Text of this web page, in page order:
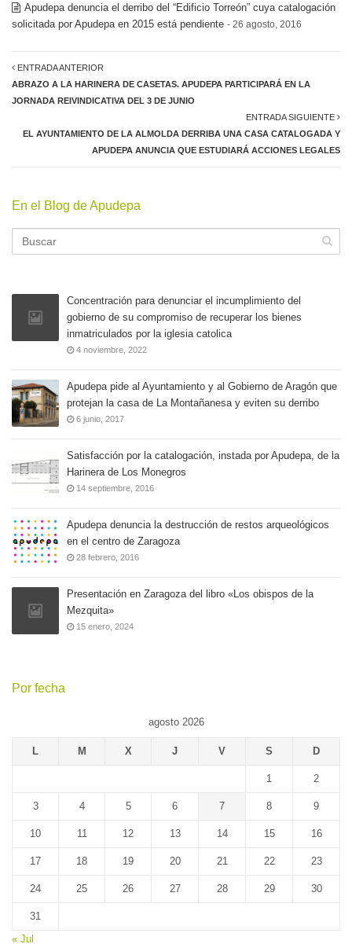
Apudepa denuncia el derribo del “Edificio Torreón” cuya catalogación
solicitada por Apudepa en 2015 está pendiente - 26 agosto, 2016
ENTRADA ANTERIOR
ABRAZO A LA HARINERA DE CASETAS. APUDEPA PARTICIPARÁ EN LA
JORNADA REIVINDICATIVA DEL 3 DE JUNIO
ENTRADA SIGUIENTE
EL AYUNTAMIENTO DE LA ALMOLDA DERRIBA UNA CASA CATALOGADA Y
APUDEPA ANUNCIA QUE ESTUDIARÁ ACCIONES LEGALES
En el Blog de Apudepa
Concentración para denunciar el incumplimiento del
gobierno de su compromiso de recuperar los bienes
inmatriculados por la iglesia catolica
4 noviembre, 2022
Apudepa pide al Ayuntamiento y al Gobierno de Aragón que
protejan la casa de La Montañanesa y eviten su derribo
6 junio, 2017
Satisfacción por la catalogación, instada por Apudepa, de la
Harinera de Los Monegros
14 septiembre, 2016
Apudepa denuncia la destrucción de restos arqueológicos
en el centro de Zaragoza
28 febrero, 2016
Presentación en Zaragoza del libro «Los obispos de la
Mezquita»
15 enero, 2024
Por fecha
agosto 2026
L M X J V S D
1 2
3 4 5 6 7 8 9
10 11 12 13 14 15 16
17 18 19 20 21 22 23
24 25 26 27 28 29 30
31
« Jul